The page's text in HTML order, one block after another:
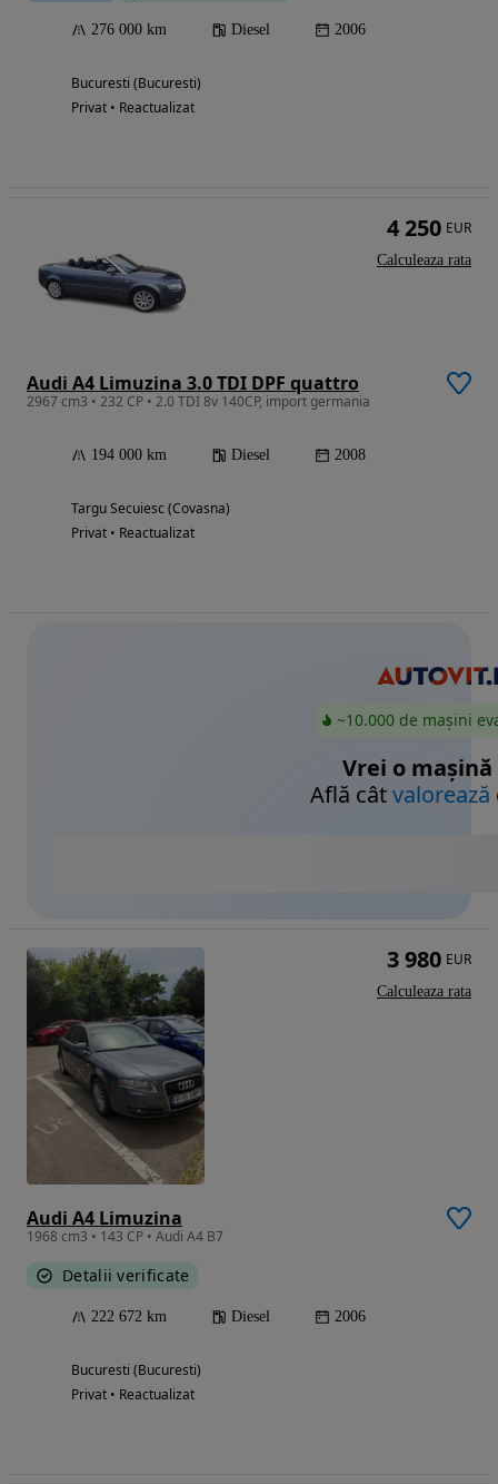
276 000 km Diesel 2006
Bucuresti (Bucuresti)
Privat • Reactualizat
Audi A4 Limuzina 3.0 TDI DPF quattro
2967 cm3 • 232 CP • 2.0 TDI 8v 140CP, import germania
194 000 km Diesel 2008
Targu Secuiesc (Covasna)
Privat • Reactualizat
4 250 EUR
Calculeaza rata
~10.000 de mașini
Vrei o mașină
Află câtvalorează
Audi A4 Limuzina
1968 cm3 • 143 CP • Audi A4 B7
Detalii verificate
222 672 km Diesel 2006
Bucuresti (Bucuresti)
Privat • Reactualizat
3 980 EUR
Calculeaza rata